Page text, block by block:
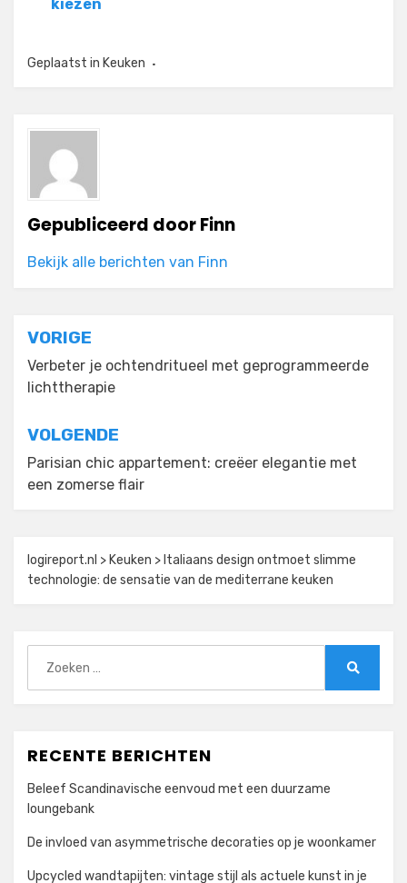
kiezen
Geplaatst in Keuken
Gepubliceerd doorFinn
Bekijk alle berichten van Finn
Bericht
navigatie
VORIGE
Verbeter je ochtendritueel met geprogrammeerde
lichttherapie
VOLGENDE
Parisian chic appartement: creëer elegantie met
een zomerse flair
logireport.nl > Keuken > Italiaans design ontmoet slimme
technologie: de sensatie van de mediterrane keuken
naar:
RECENTE BERICHTEN
Beleef Scandinavische eenvoud met een duurzame
loungebank
De invloed van asymmetrische decoraties op je woonkamer
Upcycled wandtapijten: vintage stijl als actuele kunst in je